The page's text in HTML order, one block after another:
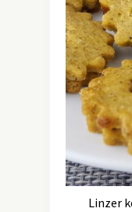
Linzer